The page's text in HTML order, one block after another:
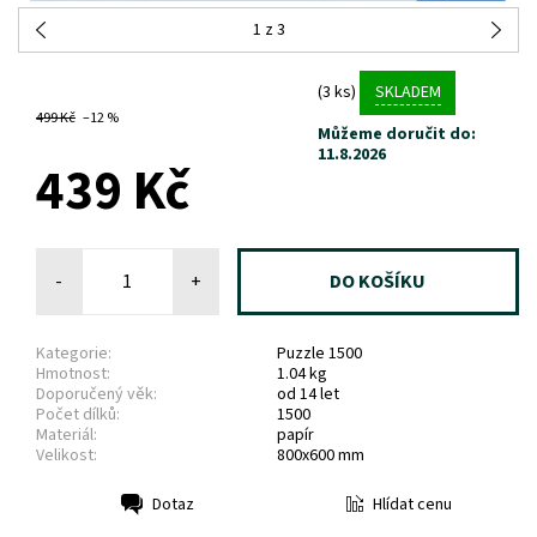
1 z 3
499 Kč –12 %
(3 ks)
SKLADEM
Můžeme doručit do:
11.8.2026
439 Kč
- +
Kategorie:
Puzzle 1500
Hmotnost:
1.04 kg
Doporučený věk:
od 14 let
Počet dílků:
1500
Materiál:
papír
Velikost:
800x600 mm
Dotaz
Hlídat cenu